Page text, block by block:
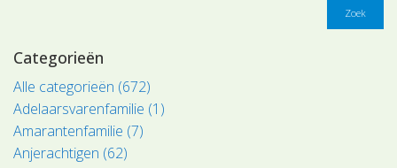
Zoek
Categorieën
Alle categorieën (672)
Adelaarsvarenfamilie (1)
Amarantenfamilie (7)
Anjerachtigen (62)